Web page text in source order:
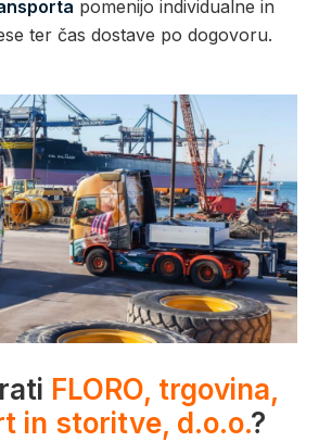
pomenijo individualne in
ter čas dostave po dogovoru.
FLORO, trgovina,
in storitve, d.o.o.?